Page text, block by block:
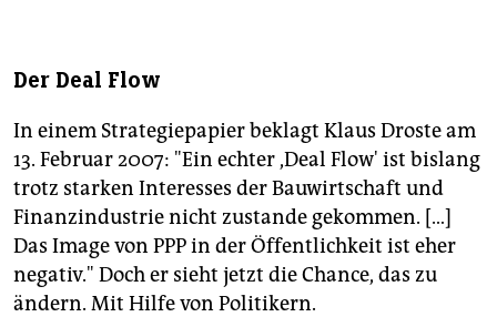
Der Deal Flow
In einem Strategiepapier beklagt Klaus Droste am
13. Februar 2007: "Ein echter ,Deal Flow' ist bislang
trotz starken Interesses der Bauwirtschaft und
Finanzindustrie nicht zustande gekommen. […]
Das Image von PPP in der Öffentlichkeit ist eher
negativ." Doch er sieht jetzt die Chance, das zu
ändern. Mit Hilfe von Politikern.